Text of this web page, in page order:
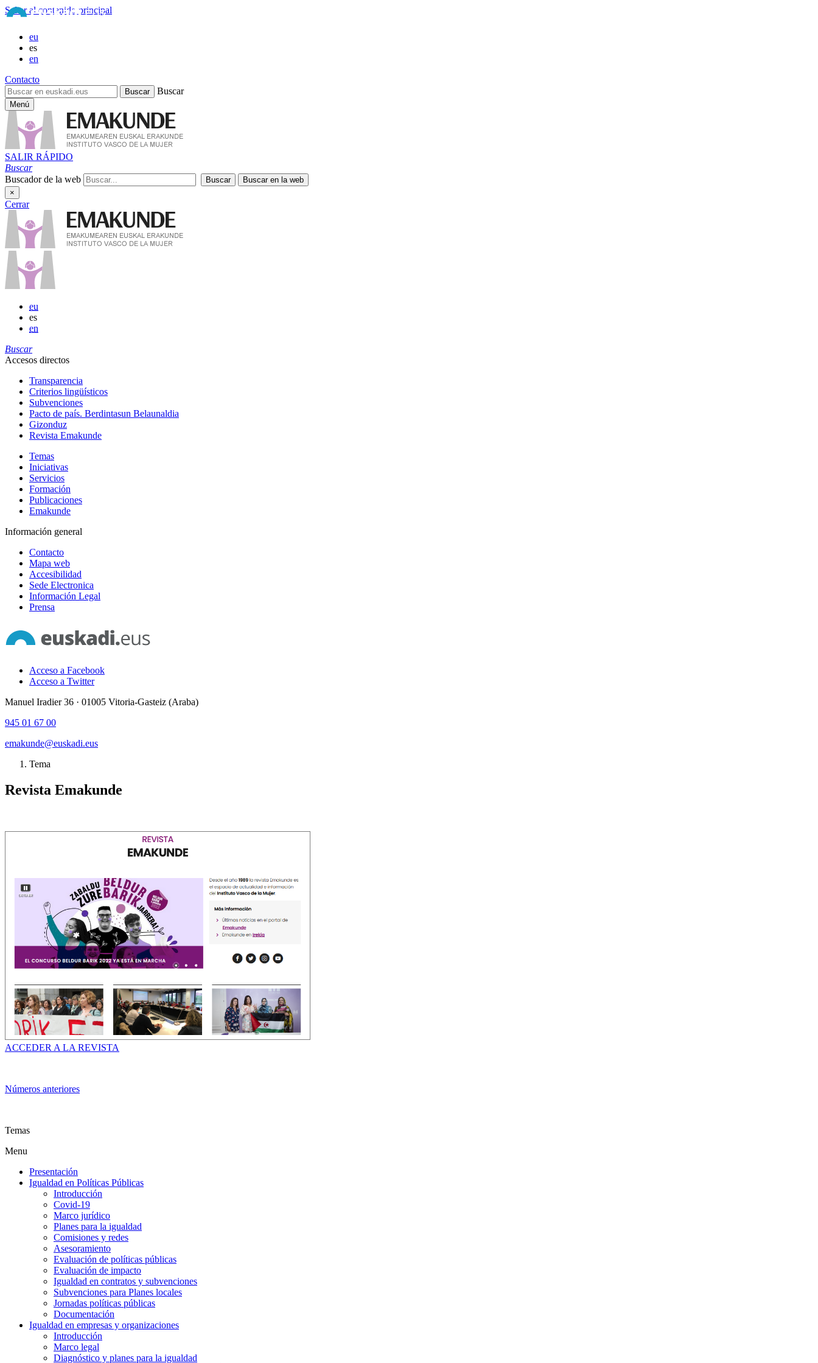
Saltar al contenido principal
eu
es
en
Contacto
Buscar
Menú
SALIR RÁPIDO
Buscar
Buscador de la web
×
Cerrar
eu
es
en
Buscar
Accesos directos
Transparencia
Criterios lingüísticos
Subvenciones
Pacto de país. Berdintasun Belaunaldia
Gizonduz
Revista Emakunde
Temas
Iniciativas
Servicios
Formación
Publicaciones
Emakunde
Información general
Contacto
Mapa web
Accesibilidad
Sede Electronica
Información Legal
Prensa
Acceso a Facebook
Acceso a Twitter
Manuel Iradier 36 · 01005 Vitoria-Gasteiz (Araba)
945 01 67 00
emakunde@euskadi.eus
Tema
Revista Emakunde
ACCEDER A LA REVISTA
Números anteriores
Temas
Menu
Presentación
Igualdad en Políticas Públicas
Introducción
Covid-19
Marco jurídico
Planes para la igualdad
Comisiones y redes
Asesoramiento
Evaluación de políticas públicas
Evaluación de impacto
Igualdad en contratos y subvenciones
Subvenciones para Planes locales
Jornadas políticas públicas
Documentación
Igualdad en empresas y organizaciones
Introducción
Marco legal
Diagnóstico y planes para la igualdad